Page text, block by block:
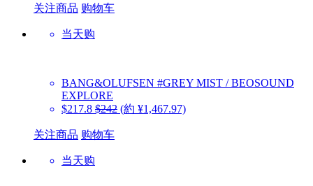
关注商品 购物车
当天购
BANG&OLUFSEN #GREY MIST / BEOSOUND
EXPLORE
$217.8 $242 (約 ¥1,467.97)
关注商品 购物车
当天购